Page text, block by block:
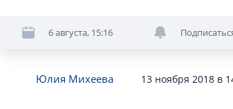
6 августа, 15:16
Юлия Михеева 13 ноября 2018 в